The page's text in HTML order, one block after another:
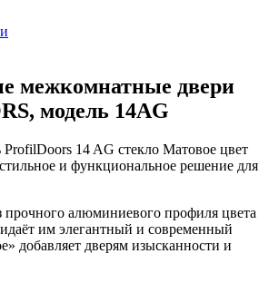
межкомнатные двери
модель 14AG
14 AG стекло Матовое цвет
и функциональное решение для
алюминиевого профиля цвета
им элегантный и современный
добавляет дверям изысканности и